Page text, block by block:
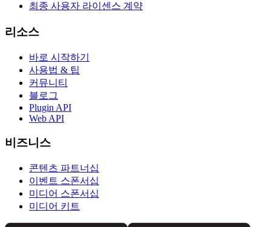
최종 사용자 라이센스 계약
리소스
바로 시작하기
사용법 & 팁
커뮤니티
블로그
Plugin API
Web API
비즈니스
콘텐츠 파트너십
이벤트 스폰서십
미디어 스폰서십
미디어 키트